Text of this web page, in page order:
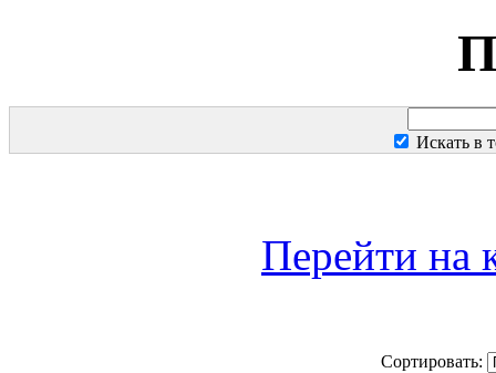
Искать в
Перейти на
Сортировать: